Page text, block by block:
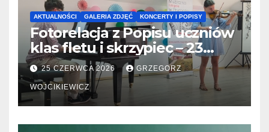
AKTUALNOŚCI GALERIA ZDJĘĆ KONCERTY I POPISY
Fotorelacja z Popisu uczniów
klas fletu i skrzypiec – 23
06.2026
25 CZERWCA 2026 GRZEGORZ
WOJCIKIEWICZ